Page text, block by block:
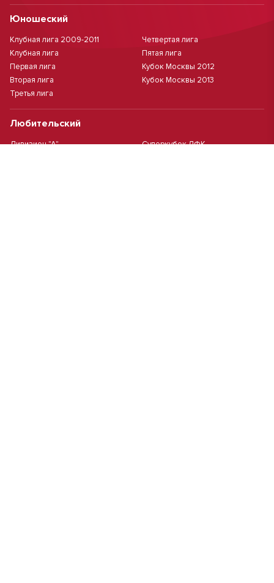
Юношеский
Клубная лига 2009-2011
Клубная лига
Первая лига
Вторая лига
Третья лига
Четвертая лига
Пятая лига
Кубок Москвы 2012
Кубок Москвы 2013
Любительский
Дивизион "А"
Суперкубок ЛФК